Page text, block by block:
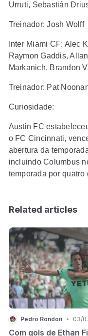
Urruti, Sebastián
Treinador: Josh Wolff
Inter Miami CF: Alec
Raymon Gaddis,
Markanich, Brandon
Treinador: Pat
Curiosidade:
Austin FC
o FC Cincinnati,
abertura da
incluindo Columbus
temporada por quatro
Related articles
Pedro Rondon • 03/
Com gols de Ethan